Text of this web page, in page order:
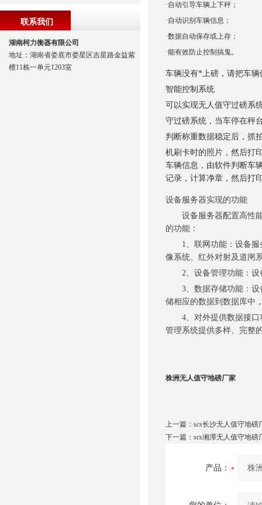
·自动引导车辆上下秤；
·自动识别车辆信息；
·数据自动保存或上存；
·能有效防止控制搞鬼。
车辆没有*上磅，请把车辆
智能控制系统
可以实现无人值守过磅系
守过磅系统，当车停在秤
判断称重数据稳定后，抓
机刷卡时的照片，然后打
车辆信息，由软件判断车
记录，计算净章，然后打
设备服务器实现的功能
设备服务器配置高性能
的功能：
1、联网功能：设备服
像系统、红外对射及道闸
2、设备管理功能：设
3、数据存储功能：设
储相应的数据到数据库中
4、对外提供数据接口功
管理系统提供多样、完整
株洲无人值守地磅厂家
上一篇： scs长沙无人值守地磅
下一篇： scs湘潭无人值守地磅
产品：
联系我们
湖南柯力衡器有限公司
地址：湖南省娄底市娄星区吉星路金益紫
檀11栋一单元1203室